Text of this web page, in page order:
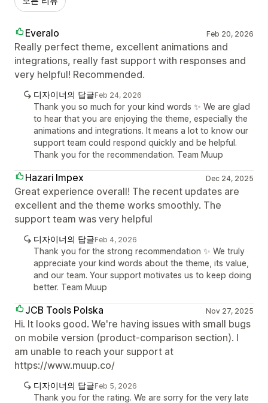
Everalo Feb 20, 2026
Really perfect theme, excellent animations and
integrations, really fast support with responses and
very helpful! Recommended.
디자이너의 답글Feb 24, 2026
Thank you so much for your kind words ✨ We are glad
to hear that you are enjoying the theme, especially the
animations and integrations. It means a lot to know our
support team could respond quickly and be helpful.
Thank you for the recommendation. Team Muup
Hazari Impex Dec 24, 2025
Great experience overall! The recent updates are
excellent and the theme works smoothly. The
support team was very helpful
디자이너의 답글Feb 4, 2026
Thank you for the strong recommendation ✨ We truly
appreciate your kind words about the theme, its value,
and our team. Your support motivates us to keep doing
better. Team Muup
JCB Tools Polska Nov 27, 2025
Hi. It looks good. We're having issues with small bugs
on mobile version (product-comparison section). I
am unable to reach your support at
https://www.muup.co/
디자이너의 답글Feb 5, 2026
Thank you for the rating. We are sorry for the very late